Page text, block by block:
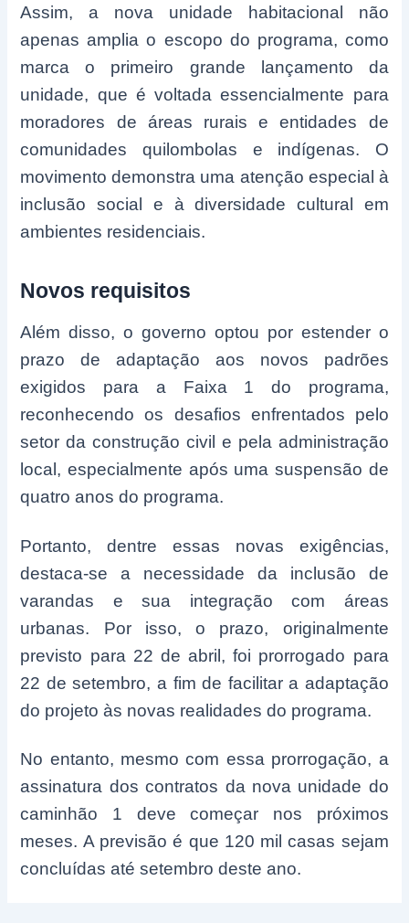
Assim, a nova unidade habitacional não
apenas amplia o escopo do programa, como
marca o primeiro grande lançamento da
unidade, que é voltada essencialmente para
moradores de áreas rurais e entidades de
comunidades quilombolas e indígenas. O
movimento demonstra uma atenção especial à
inclusão social e à diversidade cultural em
ambientes residenciais.
Novos requisitos
Além disso, o governo optou por estender o
prazo de adaptação aos novos padrões
exigidos para a Faixa 1 do programa,
reconhecendo os desafios enfrentados pelo
setor da construção civil e pela administração
local, especialmente após uma suspensão de
quatro anos do programa.
Portanto, dentre essas novas exigências,
destaca-se a necessidade da inclusão de
varandas e sua integração com áreas
urbanas. Por isso, o prazo, originalmente
previsto para 22 de abril, foi prorrogado para
22 de setembro, a fim de facilitar a adaptação
do projeto às novas realidades do programa.
No entanto, mesmo com essa prorrogação, a
assinatura dos contratos da nova unidade do
caminhão 1 deve começar nos próximos
meses. A previsão é que 120 mil casas sejam
concluídas até setembro deste ano.